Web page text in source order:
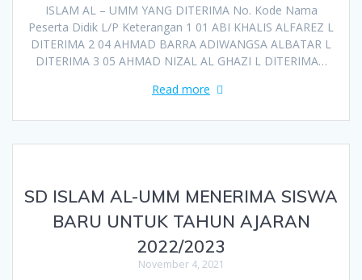
ISLAM AL – UMM YANG DITERIMA No. Kode Nama
Peserta Didik L/P Keterangan 1 01 ABI KHALIS ALFAREZ L
DITERIMA 2 04 AHMAD BARRA ADIWANGSA ALBATAR L
DITERIMA 3 05 AHMAD NIZAL AL GHAZI L DITERIMA…
Read more
SD ISLAM AL-UMM MENERIMA SISWA
BARU UNTUK TAHUN AJARAN
2022/2023
November 4, 2021